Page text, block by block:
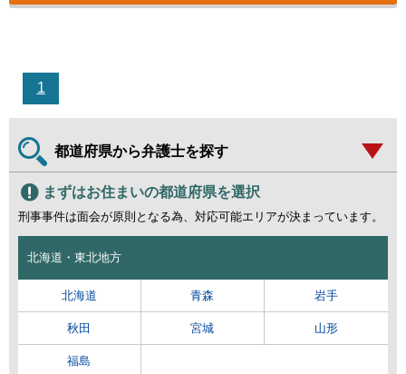
1
都道府県から弁護士を探す
まずはお住まいの都道府県を選択
刑事事件は面会が原則となる為、対応可能エリアが決まっています。
北海道・東北地方
北海道 青森 岩手
秋田 宮城 山形
福島